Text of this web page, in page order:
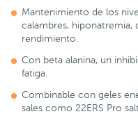
Mantenimiento de los
calambres, hiponatremia,
rendimiento.
Con beta alanina, un
fatiga.
Combinable con geles
sales como 22ERS Pro